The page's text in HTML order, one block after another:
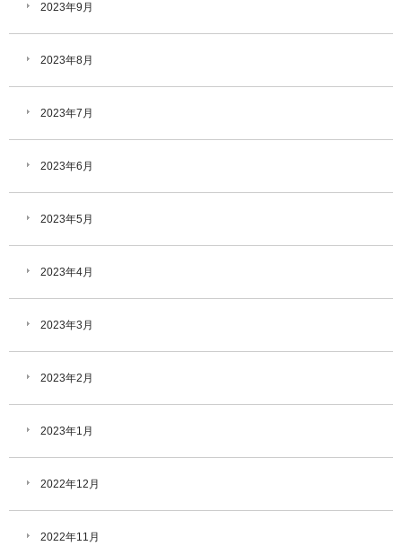
2023年9月
2023年8月
2023年7月
2023年6月
2023年5月
2023年4月
2023年3月
2023年2月
2023年1月
2022年12月
2022年11月